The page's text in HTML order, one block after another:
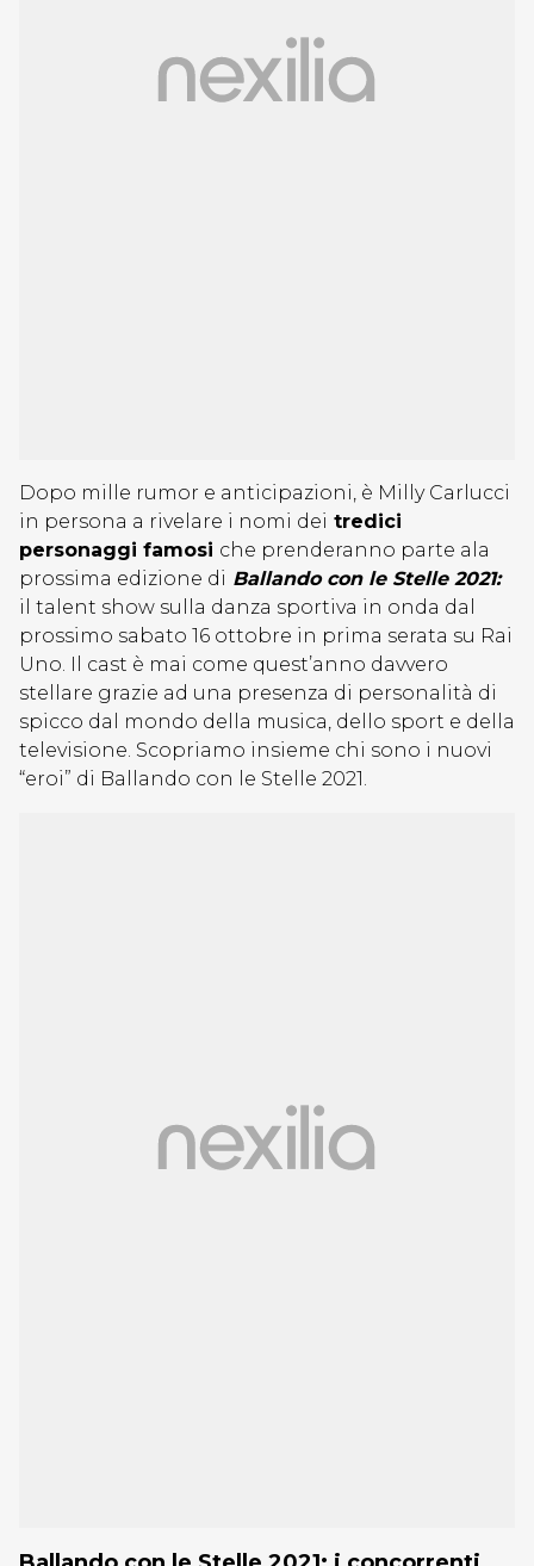
Dopo mille rumor e anticipazioni, è Milly Carlucci
in persona a rivelare i nomi dei tredici
personaggi famosi che prenderanno parte ala
prossima edizione di Ballando con le Stelle 2021:
il talent show sulla danza sportiva in onda dal
prossimo sabato 16 ottobre in prima serata su Rai
Uno. Il cast è mai come quest’anno davvero
stellare grazie ad una presenza di personalità di
spicco dal mondo della musica, dello sport e della
televisione. Scopriamo insieme chi sono i nuovi
“eroi” di Ballando con le Stelle 2021.